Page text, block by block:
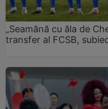
„Seamănă cu ăla de
transfer al FCSB,